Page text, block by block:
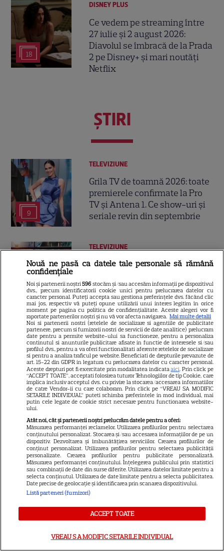
18
DISNEY PLUS
Ce vedem pe streaming între
27 iulie și 2 august 2026:
Diavolul se îmbracă de la Prada
2 pe Disney+ și mari noutăți
Netflix
ŞTIRI
9
TELEVIZIUNE
Grila TV de toamnă 2026: toate
premierele confirmate la Pro
TV și Antena 1. Ce show-uri și
seriale revin din septembrie
4
TELEVIZIUNE
Trei cupluri revin la „Insula
întâmplă când se întâlnesc din
nou cu Radu Vâlcan
7
VEDETE ROMÂNEŞTI
Teo Trandafir, despre viața
după ce fiica ei, Maia, a plecat
de acasă: „Legătura dintre noi
nu ne-o ia nimeni”
24
Tora Vasilescu, apariție rară la
75 de ani. Drama din
adolescență care i-a schimbat
viața
VEDETE STRĂINE
George și Amal Clooney,
Franța din cauza incendiilor.
Mesajul dramatic al actorului:
Nouă ne pasă ca datele tale personale să rămână
confidențiale
Noi și partenerii noștri596 stocăm și/sau accesăm informații pe dispozitivul
dvs., precum identificatorii cookie unici pentru prelucrarea datelor cu
caracter personal. Puteți accepta sau gestiona preferințele dvs. făcând clic
mai jos, respectiv vă puteți opune utilizării unui interes legitim în orice
moment pe pagina cu politica de confidențialitate. Aceste alegeri vor fi
raportate partenerilor noștri și nu vă vor afecta navigarea. Mai multe detalii
Noi si partenerii nostri (retelele de socializare si agentiile de publicitate
partenere, precum si furnizorii nostri de servicii de date analitice) prelucram
date pentru a permite website-ului sa functioneze, pentru a personaliza
continutul si anunturile publicitare afisate in functie de interesele si/sau
profilul dvs., pentru a va oferi functionalitati aferente retelelor de socializare
si pentru a analiza traficul pe website. Beneficiati de drepturile prevazute de
art. 15-22 din GDPR in legatura cu prelucrarea datelor cu caracter personal.
Aceste drepturi pot fi exercitate prin modalitatea indicataaici. Prin click pe
“ACCEPT TOATE”, acceptati folosirea tuturor Tehnologiilor de tip Cookie, care
implica inclusiv acceptul dvs. cu privire la stocarea/accesarea informatiilor
de catre Vendor-ii cu care colaboram. Prin click pe “VREAU SA MODIFIC
SETARILE INDIVIDUAL” puteti schimba preferintele in mod individual, mai
putin cele legate de cookie strict necesare pentru functionarea website-
ului.
Atât noi, cât și partenerii noștri prelucrăm datele pentru a oferi:
Măsurarea performanței reclamelor. Utilizarea profilurilor pentru selectarea
conținutului personalizat. Stocarea și/sau accesarea informațiilor de pe un
dispozitiv. Dezvoltarea și îmbunătățirea serviciilor. Crearea profilurilor de
conținut personalizat. Utilizarea profilurilor pentru selectarea publicității
personalizate. Crearea profilurilor pentru publicitate personalizată.
Măsurarea performanței conținutului. Înțelegerea publicului prin statistici
sau combinații de date din surse diferite. Utilizarea datelor limitate pentru a
selecta conținutul. Utilizarea de date limitate pentru a selecta publicitatea.
Date precise de geolocație și identificarea prin scanarea dispozitivului.
Listă parteneri (furnizori)
ACCEPT TOATE
VREAU SA MODIFIC SETARILE INDIVIDUAL